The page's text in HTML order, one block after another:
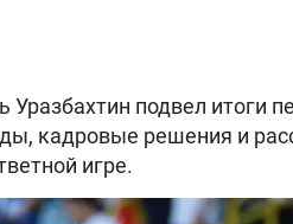
подвел итоги
кадровые решения и
игре.